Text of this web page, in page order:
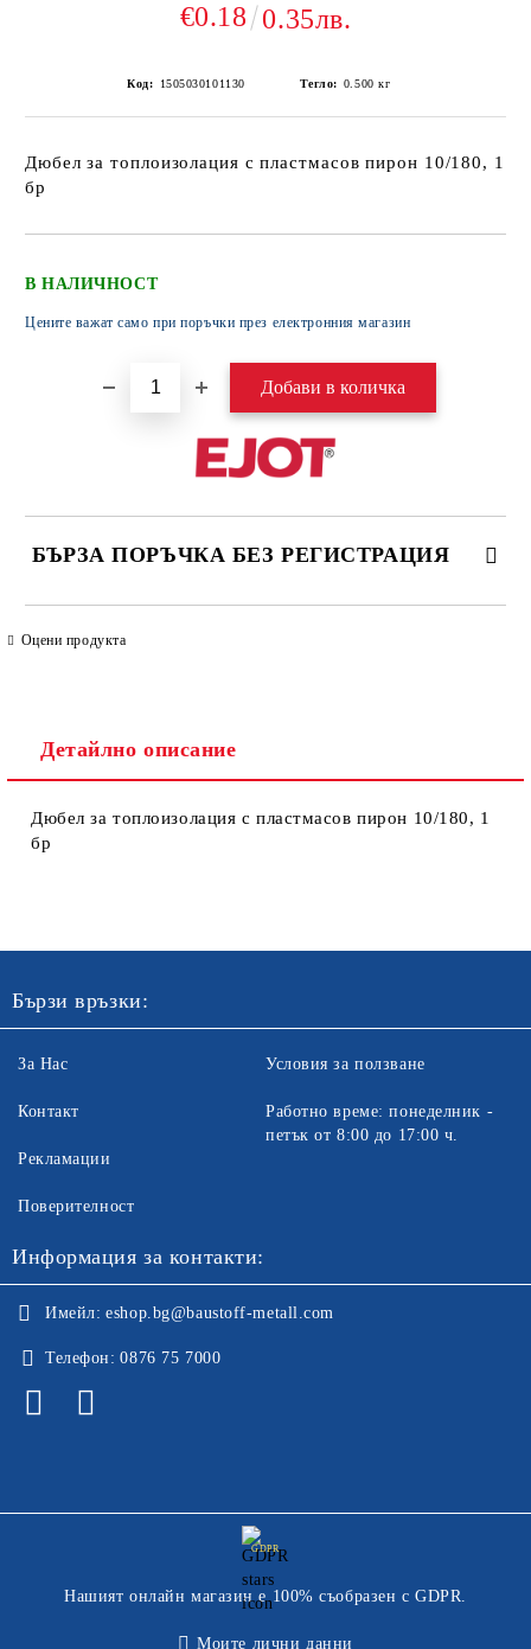
€0.18 0.35лв.
Код: 1505030101130 Тегло: 0.500 кг
Дюбел за топлоизолация с пластмасов пирон 10/180, 1
бр
В НАЛИЧНОСТ
Цените важат само при поръчки през електронния магазин
БЪРЗА ПОРЪЧКА БЕЗ РЕГИСТРАЦИЯ
Оцени продукта
Детайлно описание
Дюбел за топлоизолация с пластмасов пирон 10/180, 1
бр
Бързи връзки:
За Нас
Контакт
Рекламации
Поверителност
Условия за ползване
Работно време: понеделник -
петък от 8:00 до 17:00 ч.
Информация за контакти:
Имейл: eshop.bg@baustoff-metall.com
Телефон: 0876 75 7000
GDPR
Нашият онлайн магазин е 100% съобразен с GDPR.
Моите лични данни